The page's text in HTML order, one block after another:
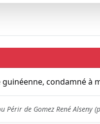
condamné à
de Gomez René Alseny